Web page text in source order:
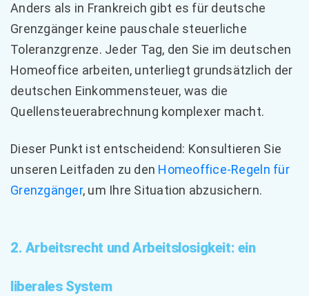
Anders als in Frankreich gibt es für deutsche
Grenzgänger keine pauschale steuerliche
Toleranzgrenze. Jeder Tag, den Sie im deutschen
Homeoffice arbeiten, unterliegt grundsätzlich der
deutschen Einkommensteuer, was die
Quellensteuerabrechnung komplexer macht.
Dieser Punkt ist entscheidend: Konsultieren Sie
unseren Leitfaden zu den Homeoffice-Regeln für
Grenzgänger, um Ihre Situation abzusichern.
2. Arbeitsrecht und Arbeitslosigkeit: ein
liberales System